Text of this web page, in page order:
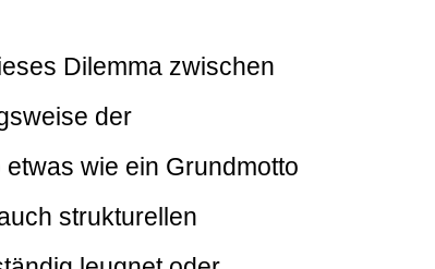
Dilemma zwischen
der
wie ein Grundmotto
strukturellen